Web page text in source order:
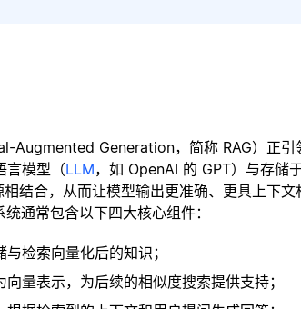
Augmented Generation，简称 RAG）正
言模型（LLM，如 OpenAI 的 GPT）与存储
结合，从而让模型输出更准确、更具上下
通常包含以下四大核心组件：
检索向量化后的知识；
量表示，为后续的相似度搜索提供支持；